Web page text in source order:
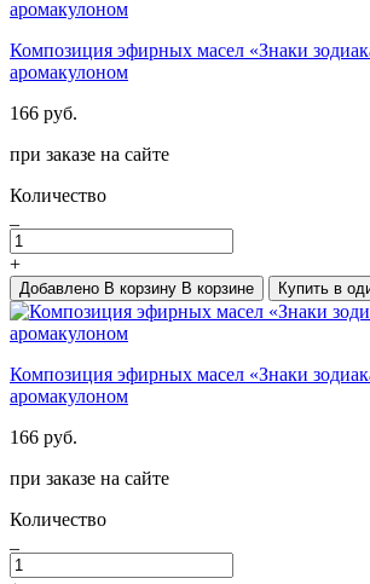
Композиция эфирных масел «Знаки
аромакулоном
166 руб.
при заказе на сайте
Количество
+
Добавлено В корзину В корзине Купить в
Композиция эфирных масел «Знаки
аромакулоном
166 руб.
при заказе на сайте
Количество